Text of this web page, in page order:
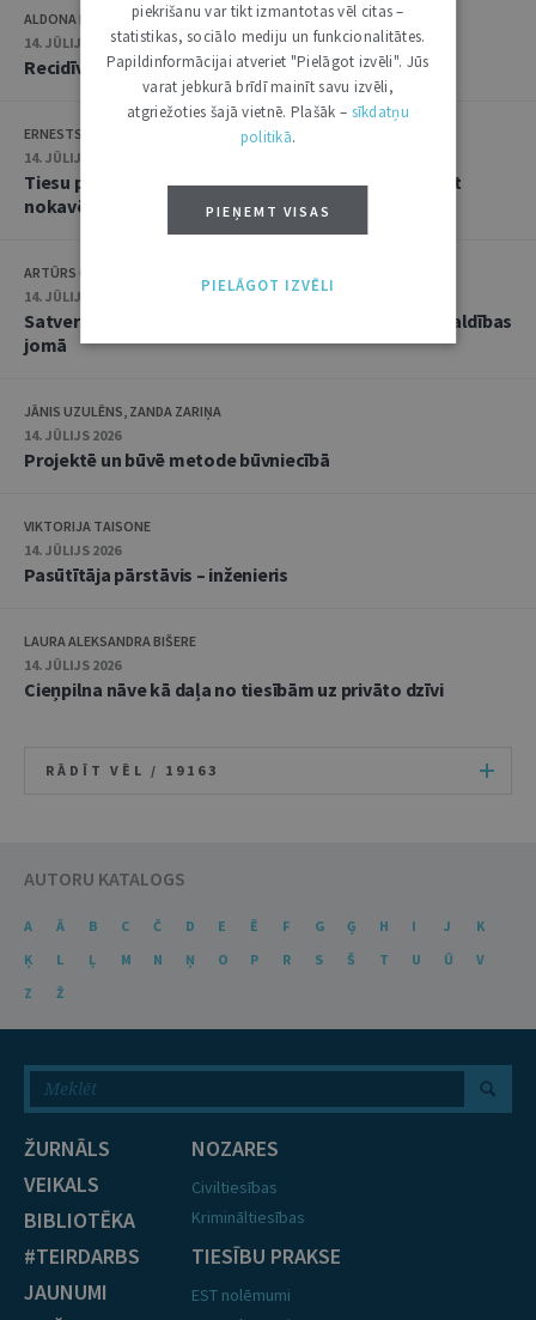
ALDONA KIPĀNE, EVIJA VĪNKALNA
14. JŪLIJS 2026
Recidīvs krimināltiesisko zinātņu skatījumā
ERNESTS GRABUSTS
14. JŪLIJS 2026
Tiesu prakse lietās par iestādes atteikumu atjaunot
nokavēto procesuālo termiņu
ARTŪRS CAICS, RĒZIJA GAUJERE
14. JŪLIJS 2026
Satversmes tiesas jaunākā judikatūra trokšņa pārvaldības
jomā
JĀNIS UZULĒNS, ZANDA ZARIŅA
14. JŪLIJS 2026
Projektē un būvē metode būvniecībā
VIKTORIJA TAISONE
14. JŪLIJS 2026
Pasūtītāja pārstāvis – inženieris
LAURA ALEKSANDRA BIŠERE
14. JŪLIJS 2026
Cieņpilna nāve kā daļa no tiesībām uz privāto dzīvi
RĀDĪT VĒL / 19163
AUTORU KATALOGS
A Ā B C Č D E Ē F G Ģ H I J
K
Ķ
L Ļ M N Ņ O P R S Š T U Ū
V
Z
Ž
ŽURNĀLS
VEIKALS
BIBLIOTĒKA
#TEIRDARBS
JAUNUMI
NOZARES
Civiltiesības
Krimināltiesības
TIESĪBU PRAKSE
EST nolēmumi
piekrišanu var tikt izmantotas vēl citas –
statistikas, sociālo mediju un funkcionalitātes.
Papildinformācijai atveriet "Pielāgot izvēli". Jūs
varat jebkurā brīdī mainīt savu izvēli,
atgriežoties šajā vietnē. Plašāk – sīkdatņu
politikā.
PIEŅEMT VISAS
PIELĀGOT IZVĒLI